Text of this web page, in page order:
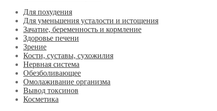
Для похудения
Для уменьшения усталости и истощения
Зачатие, беременность и кормление
Здоровье печени
Зрение
Кости, суставы, сухожилия
Нервная система
Обезболивающее
Омолаживание организма
Вывод токсинов
Косметика